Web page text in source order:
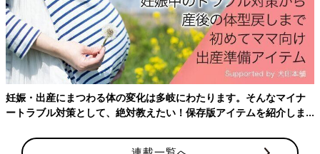
パパ、お月さまとって!
Amazonで見る
妊娠・出産にまつわる体の変化は多岐にわたります。そんなマイナ
ートラブル対策として、絶対教えたい！保存版アイテムを紹介しま